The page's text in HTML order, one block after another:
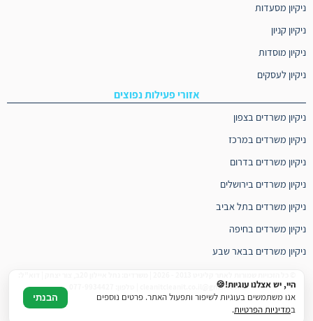
ניקיון מסעדות
ניקיון קניון
ניקיון מוסדות
ניקיון לעסקים
אזורי פעילות נפוצים
ניקיון משרדים בצפון
ניקיון משרדים במרכז
ניקיון משרדים בדרום
ניקיון משרדים בירושלים
ניקיון משרדים בתל אביב
ניקיון משרדים בחיפה
ניקיון משרדים בבאר שבע
cleanitcleanit.co.il@gmail.com | טלפון: 077-9934427היי, יש אצלנו עוגיות!🍪
אנו משתמשים בעוגיות לשיפור ותפעול האתר. פרטים נוספים
במדיניות הפרטיות.
הבנתי